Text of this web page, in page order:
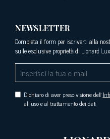
NEWSLETTER
Completa il form per iscriverti alla
sulle esclusive proprietà di Lionard
Dichiaro di aver preso visione dell'
all'uso e al trattamento dei dati